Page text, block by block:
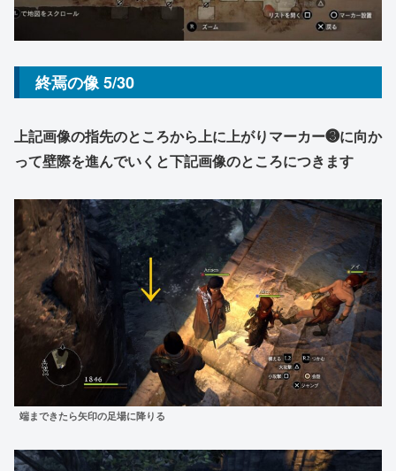
終焉の像 5/30
上記画像の指先のところから上に上がりマーカー❸に向か
って壁際を進んでいくと下記画像のところにつきます
端まできたら矢印の足場に降りる